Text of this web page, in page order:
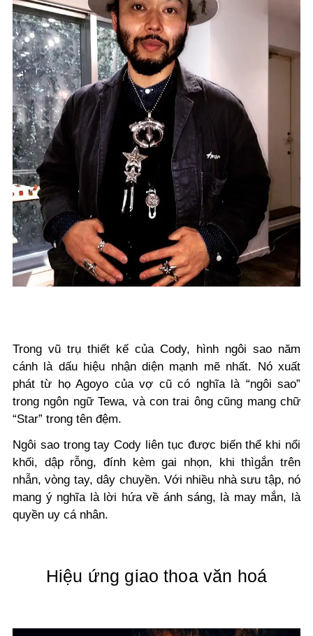
Trong vũ trụ thiết kế của Cody, hình ngôi sao năm
cánh là dấu hiệu nhận diện mạnh mẽ nhất. Nó xuất
phát từ họ Agoyo của vợ cũ có nghĩa là “ngôi sao”
trong ngôn ngữ Tewa, và con trai ông cũng mang chữ
“Star” trong tên đệm.
Ngôi sao trong tay Cody liên tục được biến thể khi nổi
khối, dập rỗng, đính kèm gai nhọn, khi thìgắn trên
nhẫn, vòng tay, dây chuyền. Với nhiều nhà sưu tập, nó
mang ý nghĩa là lời hứa về ánh sáng, là may mắn, là
quyền uy cá nhân.
Hiệu ứng giao thoa văn hoá